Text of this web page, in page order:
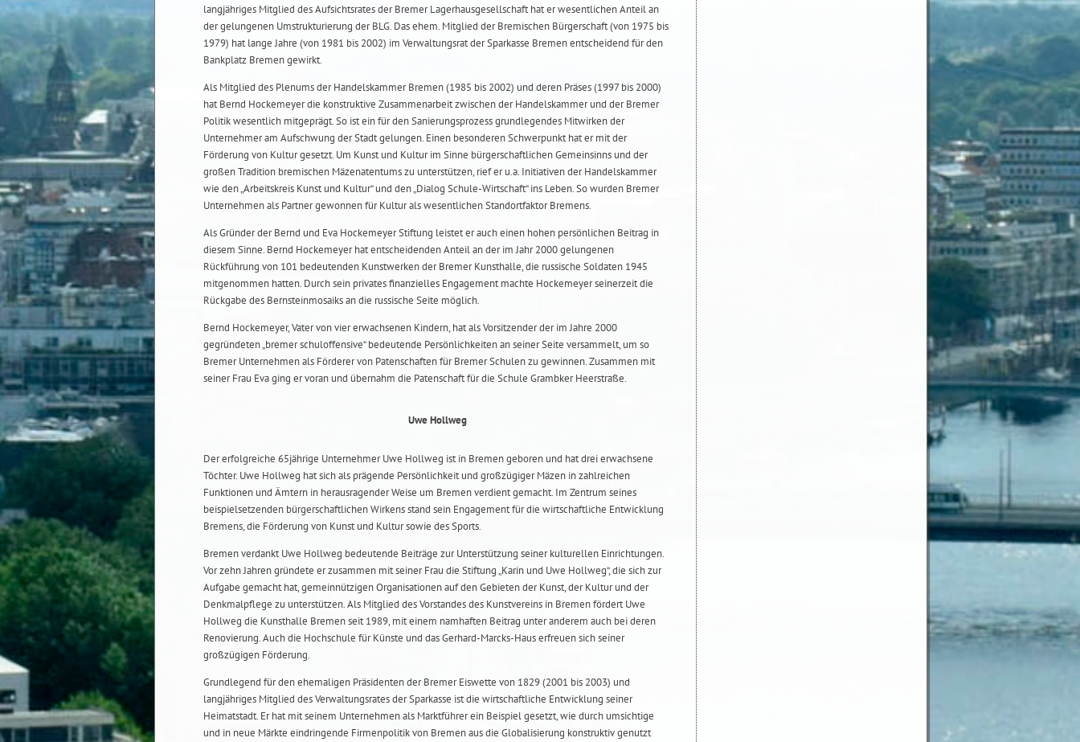
langjähriges Mitglied des Aufsichtsrates der Bremer Lagerhausgesellschaft hat er wesentlichen Anteil an
der gelungenen Umstrukturierung der BLG. Das ehem. Mitglied der Bremischen Bürgerschaft (von 1975 bis
1979) hat lange Jahre (von 1981 bis 2002) im Verwaltungsrat der Sparkasse Bremen entscheidend für den
Bankplatz Bremen gewirkt.
Als Mitglied des Plenums der Handelskammer Bremen (1985 bis 2002) und deren Präses (1997 bis 2000)
hat Bernd Hockemeyer die konstruktive Zusammenarbeit zwischen der Handelskammer und der Bremer
Politik wesentlich mitgeprägt. So ist ein für den Sanierungsprozess grundlegendes Mitwirken der
Unternehmer am Aufschwung der Stadt gelungen. Einen besonderen Schwerpunkt hat er mit der
Förderung von Kultur gesetzt. Um Kunst und Kultur im Sinne bürgerschaftlichen Gemeinsinns und der
großen Tradition bremischen Mäzenatentums zu unterstützen, rief er u.a. Initiativen der Handelskammer
wie den „Arbeitskreis Kunst und Kultur“ und den „Dialog Schule-Wirtschaft“ ins Leben. So wurden Bremer
Unternehmen als Partner gewonnen für Kultur als wesentlichen Standortfaktor Bremens.
Als Gründer der Bernd und Eva Hockemeyer Stiftung leistet er auch einen hohen persönlichen Beitrag in
diesem Sinne. Bernd Hockemeyer hat entscheidenden Anteil an der im Jahr 2000 gelungenen
Rückführung von 101 bedeutenden Kunstwerken der Bremer Kunsthalle, die russische Soldaten 1945
mitgenommen hatten. Durch sein privates finanzielles Engagement machte Hockemeyer seinerzeit die
Rückgabe des Bernsteinmosaiks an die russische Seite möglich.
Bernd Hockemeyer, Vater von vier erwachsenen Kindern, hat als Vorsitzender der im Jahre 2000
gegründeten „bremer schuloffensive“ bedeutende Persönlichkeiten an seiner Seite versammelt, um so
Bremer Unternehmen als Förderer von Patenschaften für Bremer Schulen zu gewinnen. Zusammen mit
seiner Frau Eva ging er voran und übernahm die Patenschaft für die Schule Grambker Heerstraße.
Uwe Hollweg
Der erfolgreiche 65jährige Unternehmer Uwe Hollweg ist in Bremen geboren und hat drei erwachsene
Töchter. Uwe Hollweg hat sich als prägende Persönlichkeit und großzügiger Mäzen in zahlreichen
Funktionen und Ämtern in herausragender Weise um Bremen verdient gemacht. Im Zentrum seines
beispielsetzenden bürgerschaftlichen Wirkens stand sein Engagement für die wirtschaftliche Entwicklung
Bremens, die Förderung von Kunst und Kultur sowie des Sports.
Bremen verdankt Uwe Hollweg bedeutende Beiträge zur Unterstützung seiner kulturellen Einrichtungen.
Vor zehn Jahren gründete er zusammen mit seiner Frau die Stiftung „Karin und Uwe Hollweg“, die sich zur
Aufgabe gemacht hat, gemeinnützigen Organisationen auf den Gebieten der Kunst, der Kultur und der
Denkmalpflege zu unterstützen. Als Mitglied des Vorstandes des Kunstvereins in Bremen fördert Uwe
Hollweg die Kunsthalle Bremen seit 1989, mit einem namhaften Beitrag unter anderem auch bei deren
Renovierung. Auch die Hochschule für Künste und das Gerhard-Marcks-Haus erfreuen sich seiner
großzügigen Förderung.
Grundlegend für den ehemaligen Präsidenten der Bremer Eiswette von 1829 (2001 bis 2003) und
langjähriges Mitglied des Verwaltungsrates der Sparkasse ist die wirtschaftliche Entwicklung seiner
Heimatstadt. Er hat mit seinem Unternehmen als Marktführer ein Beispiel gesetzt, wie durch umsichtige
und in neue Märkte eindringende Firmenpolitik von Bremen aus die Globalisierung konstruktiv genutzt